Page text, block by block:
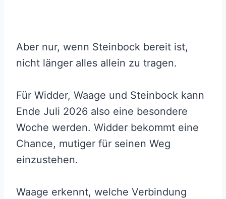
Aber nur, wenn Steinbock bereit ist,
nicht länger alles allein zu tragen.
Für Widder, Waage und Steinbock kann
Ende Juli 2026 also eine besondere
Woche werden. Widder bekommt eine
Chance, mutiger für seinen Weg
einzustehen.
Waage erkennt, welche Verbindung